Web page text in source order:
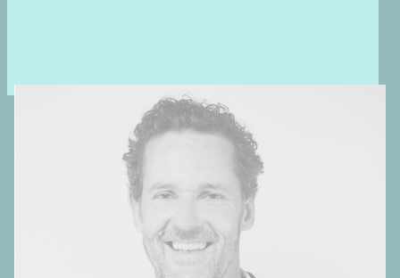
Une histoire fondée au cœur des
aides d’État
En 2007, Marc Isabelle, ingénieur Supélec, ingénieur IFP
School et docteur en économie, rejoint l’AII (Agence de
l’Innovation Industrielle) en tant que responsable de